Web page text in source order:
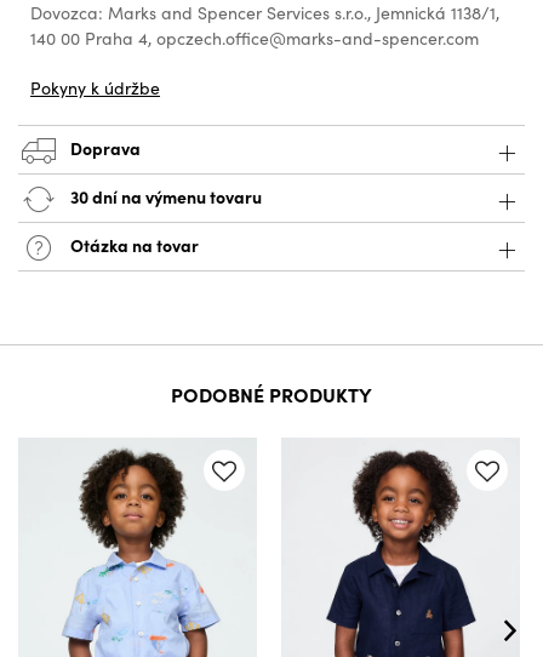
Dovozca: Marks and Spencer Services s.r.o., Jemnická 1138/1,
140 00 Praha 4, opczech.office@marks-and-spencer.com
Pokyny k údržbe
Doprava
30 dní na výmenu tovaru
Otázka na tovar
PODOBNÉ PRODUKTY